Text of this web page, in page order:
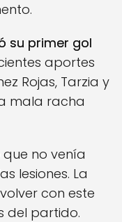
su primer gol
aportes
Rojas, Tarzia y
mala racha
no venía
lesiones. La
con este
del partido.